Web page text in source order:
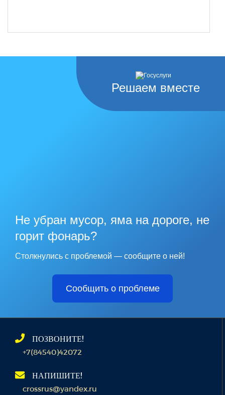
Решаем вместе
Не убран мусор, яма на дороге, не
горит фонарь?
Столкнулись с проблемой — сообщите о ней!
Сообщить о проблеме
ПОЗВОНИТЕ!
+7(84540)42072
НАПИШИТЕ!
crossrus@yandex.ru